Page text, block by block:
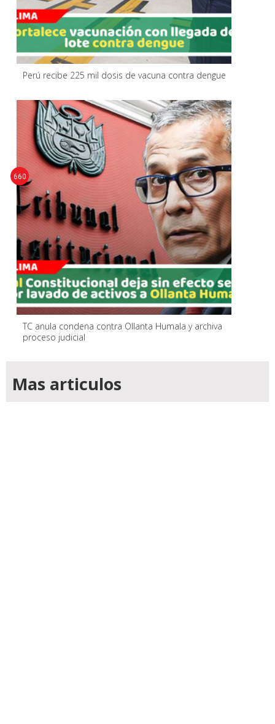
Perú recibe 225 mil dosis de vacuna contra dengue
TC anula condena contra Ollanta Humala y archiva
proceso judicial
660
Mas articulos